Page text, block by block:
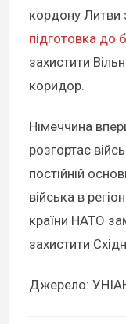
кордону
підготовка до
захистити
коридор.
Німеччина
розгортає
постійній
війська в
країни НАТО
захистити
Джерело: